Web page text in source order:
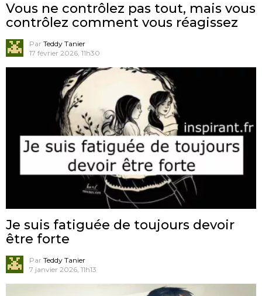
Vous ne contrôlez pas tout, mais vous
contrôlez comment vous réagissez
Par Teddy Tanier
17 février 2026, 11h30
Je suis fatiguée de toujours devoir
être forte
Par Teddy Tanier
7 janvier 2026, 11h13